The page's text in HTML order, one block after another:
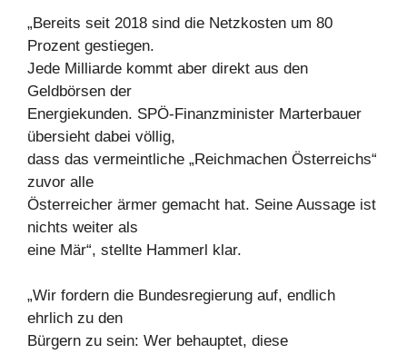
„Bereits seit 2018 sind die Netzkosten um 80
Prozent gestiegen.
Jede Milliarde kommt aber direkt aus den
Geldbörsen der
Energiekunden. SPÖ-Finanzminister Marterbauer
übersieht dabei völlig,
dass das vermeintliche „Reichmachen Österreichs“
zuvor alle
Österreicher ärmer gemacht hat. Seine Aussage ist
nichts weiter als
eine Mär“, stellte Hammerl klar.
„Wir fordern die Bundesregierung auf, endlich
ehrlich zu den
Bürgern zu sein: Wer behauptet, diese